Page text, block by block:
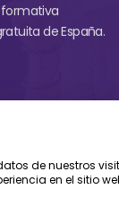
de España.
- Aesrafor S.L.
de nuestros
en el sitio